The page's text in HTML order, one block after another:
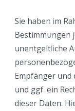
Sie haben im
Bestimmungen
unentgeltliche
Empfänger und
und ggf. ein
dieser Daten.